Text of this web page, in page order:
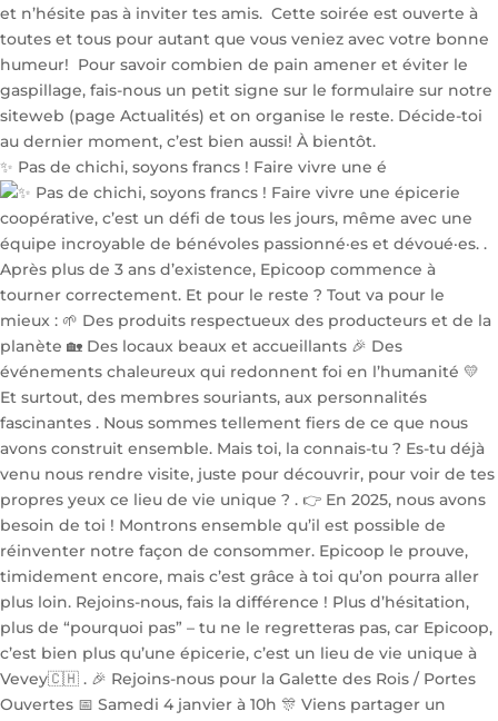
✨ Pas de chichi, soyons francs ! Faire vivre une é